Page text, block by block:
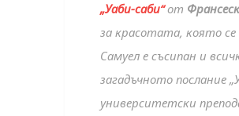
„Уаби-саби“от
за красотата, която
Самуел е съсипан и
загадъчното послание
университетски